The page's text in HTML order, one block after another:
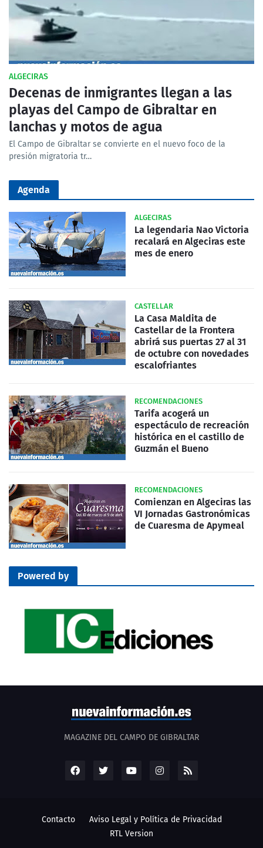
ALGECIRAS
Decenas de inmigrantes llegan a las
playas del Campo de Gibraltar en
lanchas y motos de agua
El Campo de Gibraltar se convierte en el nuevo foco de la
presión migratoria tr…
Agenda
ALGECIRAS
La legendaria Nao Victoria
recalará en Algeciras este
mes de enero
CASTELLAR
La Casa Maldita de
Castellar de la Frontera
abrirá sus puertas 27 al 31
de octubre con novedades
escalofriantes
RECOMENDACIONES
Tarifa acogerá un
espectáculo de recreación
histórica en el castillo de
Guzmán el Bueno
RECOMENDACIONES
Comienzan en Algeciras las
VI Jornadas Gastronómicas
de Cuaresma de Apymeal
Powered by
MAGAZINE DEL CAMPO DE GIBRALTAR
Contacto
Aviso Legal y Política de Privacidad
RTL Version